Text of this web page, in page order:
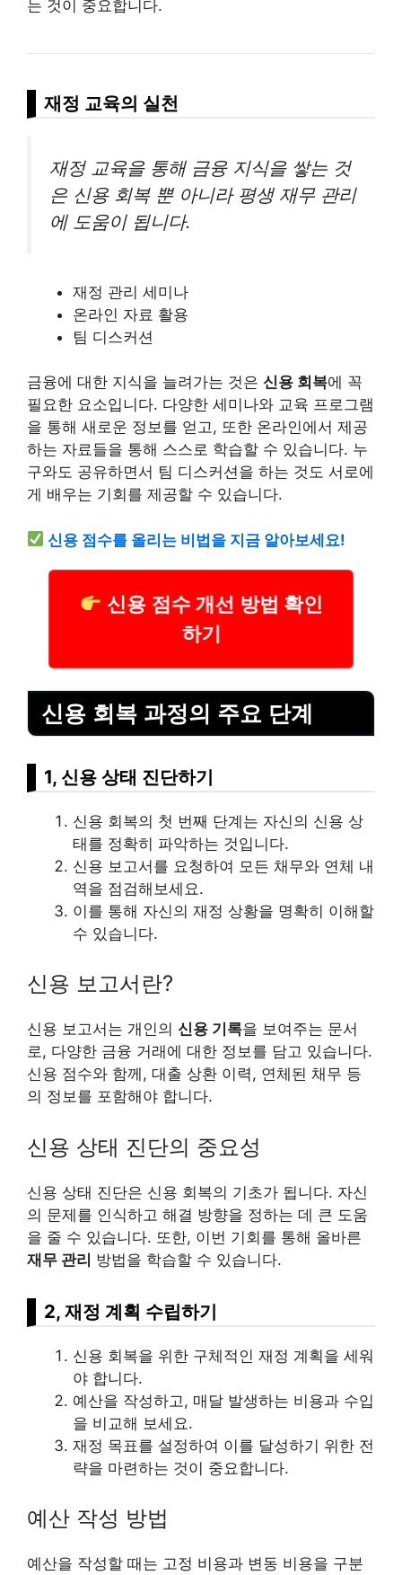
는 것이 중요합니다.
재정 교육의 실천
재정 교육을 통해 금융 지식을 쌓는 것
은 신용 회복 뿐 아니라 평생 재무 관리
에 도움이 됩니다.
재정 관리 세미나
온라인 자료 활용
팀 디스커션
금융에 대한 지식을 늘려가는 것은 신용 회복에 꼭
필요한 요소입니다. 다양한 세미나와 교육 프로그램
을 통해 새로운 정보를 얻고, 또한 온라인에서 제공
하는 자료들을 통해 스스로 학습할 수 있습니다. 누
구와도 공유하면서 팀 디스커션을 하는 것도 서로에
게 배우는 기회를 제공할 수 있습니다.
신용 점수를 올리는 비법을 지금 알아보세요!
신용 점수 개선 방법 확인
하기
신용 회복 과정의 주요 단계
1, 신용 상태 진단하기
신용 회복의 첫 번째 단계는 자신의 신용 상
태를 정확히 파악하는 것입니다.
신용 보고서를 요청하여 모든 채무와 연체 내
역을 점검해보세요.
이를 통해 자신의 재정 상황을 명확히 이해할
수 있습니다.
신용 보고서란?
신용 보고서는 개인의 신용 기록을 보여주는 문서
로, 다양한 금융 거래에 대한 정보를 담고 있습니다.
신용 점수와 함께, 대출 상환 이력, 연체된 채무 등
의 정보를 포함해야 합니다.
신용 상태 진단의 중요성
신용 상태 진단은 신용 회복의 기초가 됩니다. 자신
의 문제를 인식하고 해결 방향을 정하는 데 큰 도움
을 줄 수 있습니다. 또한, 이번 기회를 통해 올바른
재무 관리 방법을 학습할 수 있습니다.
2, 재정 계획 수립하기
신용 회복을 위한 구체적인 재정 계획을 세워
야 합니다.
예산을 작성하고, 매달 발생하는 비용과 수입
을 비교해 보세요.
재정 목표를 설정하여 이를 달성하기 위한 전
략을 마련하는 것이 중요합니다.
예산 작성 방법
예산을 작성할 때는 고정 비용과 변동 비용을 구분